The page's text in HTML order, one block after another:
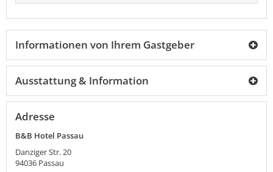
Informationen von Ihrem Gastgeber
Ausstattung & Information
Adresse
B&B Hotel Passau
Danziger Str. 20
94036 Passau